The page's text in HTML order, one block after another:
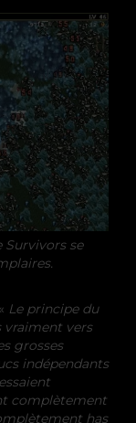
Survivors se
Le principe du
vraiment vers
grosses
indépendants
complètement
has